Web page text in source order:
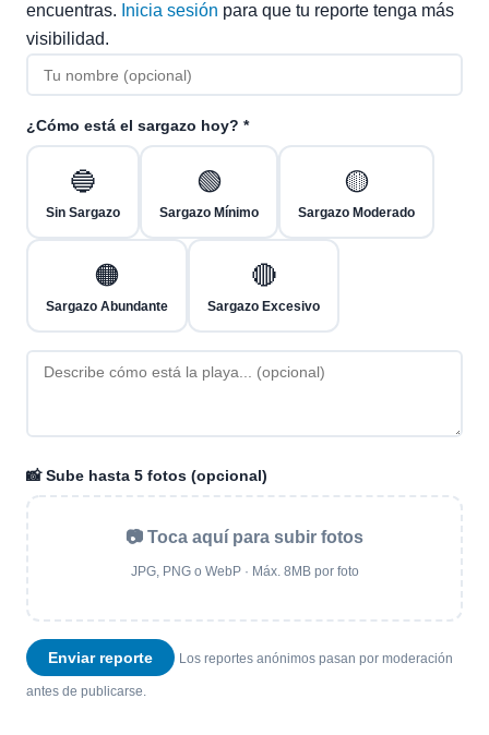
encuentras. Inicia sesión para que tu reporte tenga más
visibilidad.
¿Cómo está el sargazo hoy? *
🔵
Sin Sargazo
🟢
Sargazo Mínimo
🟡
Sargazo Moderado
🟠
Sargazo Abundante
🔴
Sargazo Excesivo
📸 Sube hasta 5 fotos (opcional)
📷 Toca aquí para subir fotos
JPG, PNG o WebP · Máx. 8MB por foto
Enviar reporte Los reportes anónimos pasan por moderación
antes de publicarse.